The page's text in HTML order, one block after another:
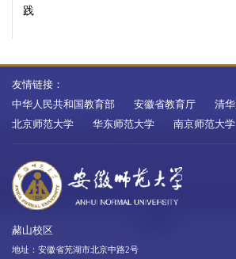
践
友情链接：
中华人民共和国教育部
安徽省教育厅 清
北京师范大学
华东师范大学 南京师范大学
赭山校区
地址：安徽省芜湖市北京中路2号